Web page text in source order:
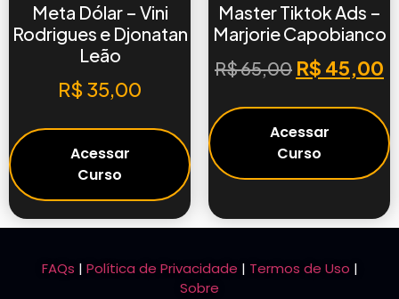
Meta Dólar – Vini
Rodrigues e Djonatan
Leão
R$ 35,00
Acessar
Curso
Master Tiktok Ads –
Marjorie Capobianco
R$65,00 R$ 45,00
Acessar
Curso
FAQs | Política de Privacidade | Termos de Uso |
Sobre